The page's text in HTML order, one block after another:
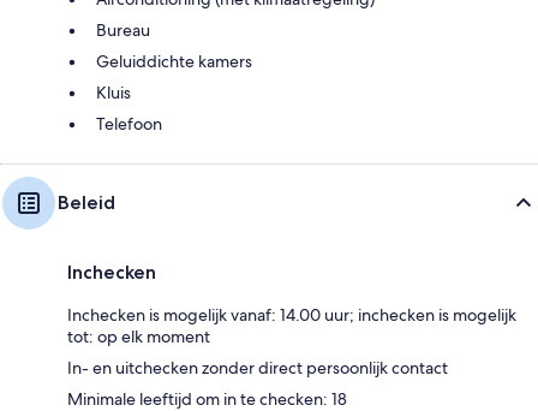
Bureau
Geluiddichte kamers
Kluis
Telefoon
Beleid
Inchecken
Inchecken is mogelijk vanaf: 14.00 uur; inchecken is mogelijk
tot: op elk moment
In- en uitchecken zonder direct persoonlijk contact
Minimale leeftijd om in te checken: 18